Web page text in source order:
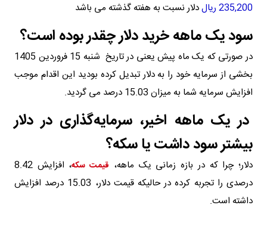
235,200 ریال
دلار نسبت به هفته گذشته می باشد
سود یک ماهه خرید دلار چقدر بوده است؟
در صورتی که یک ماه پیش یعنی در تاریخ شنبه 15 فروردین 1405
بخشی از سرمایه خود را به دلار تبدیل کرده بودید این اقدام موجب
افزایش سرمایه شما به میزان 15.03 درصد می گردید.
در یک ماهه اخیر، سرمایه‌گذاری در دلار
بیشتر سود داشت یا سکه؟
دلار؛ چرا که در بازه زمانی یک ماهه، قیمت سکه
، افزایش 8.42
درصدی را تجربه کرده در حالیکه قیمت دلار، 15.03 درصد افزایش
داشته است.